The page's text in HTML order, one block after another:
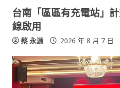
g
台南「區區有充電站」
線啟用
蔡 永源 2026 年 8 月 7 日